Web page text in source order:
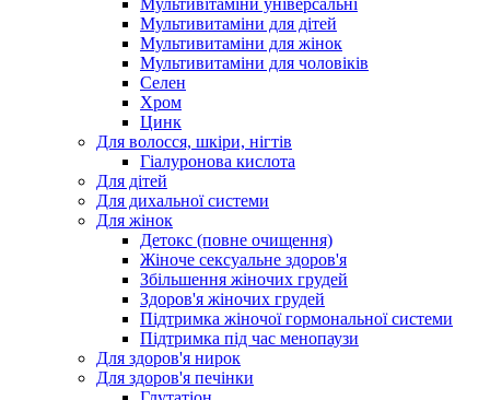
Мультивитаміни для дітей
Мультивитаміни для жінок
Мультивитаміни для чоловіків
Селен
Хром
Цинк
Для волосся, шкіри, нігтів
Гіалуронова кислота
Для дітей
Для дихальної системи
Для жінок
Детокс (повне очищення)
Жіноче сексуальне здоров'я
Збільшення жіночих грудей
Здоров'я жіночих грудей
Підтримка жіночої гормональної системи
Підтримка під час менопаузи
Для здоров'я нирок
Для здоров'я печінки